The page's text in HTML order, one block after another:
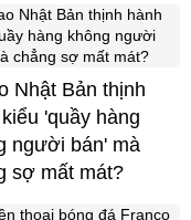
Nhật Bản thịnh
'quầy hàng
người bán' mà
sợ mất mát?